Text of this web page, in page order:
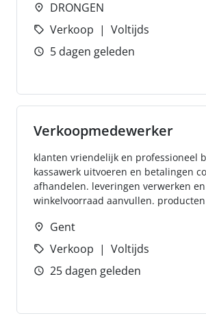
DRONGEN
Verkoop
Voltijds
5 dagen geleden
Verkoopmedewerker
klanten vriendelijk en professioneel
kassawerk uitvoeren en betalingen
afhandelen. leveringen verwerken
winkelvoorraad aanvullen.
Gent
Verkoop
Voltijds
25 dagen geleden